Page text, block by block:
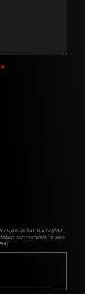
dans ce formulaire pour
commerciale ne sera
)